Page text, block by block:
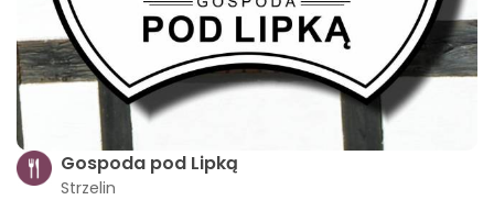
Gospoda pod Lipką
Strzelin